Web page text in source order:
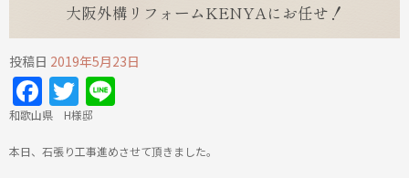
大阪外構リフォームKENYAにお任せ！
投稿日 2019年5月23日
Facebook
Twitter
和歌山県 H様邸
本日、石張り工事進めさせて頂きました。